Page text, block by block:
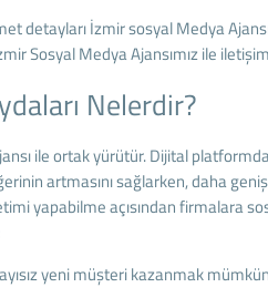
detayları İzmir sosyal Medya
Sosyal Medya Ajansımız ile
Nelerdir?
ile ortak yürütür. Dijital
artmasını sağlarken, daha
yapabilme açısından firmalara
yeni müşteri kazanmak